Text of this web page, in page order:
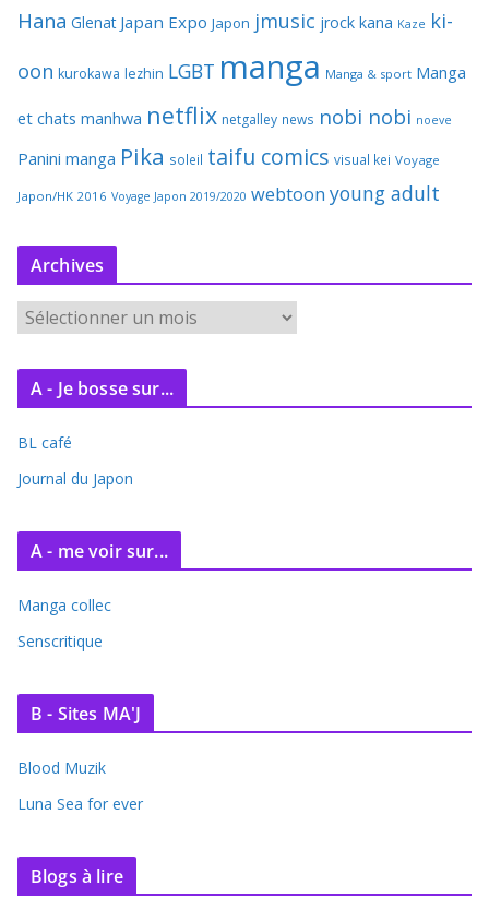
Hana Glenat Japan Expo Japon jmusic jrock kana Kaze ki-
oon kurokawa lezhin LGBT manga Manga & sport Manga
et chats manhwa netflix netgalley news nobi nobi noeve
Panini manga Pika soleil taifu comics visual kei Voyage
Japon/HK 2016 Voyage Japon 2019/2020 webtoon young adult
Archives
r
c
v
e
A - Je bosse sur...
BL café
Journal du Japon
A - me voir sur...
Manga collec
Senscritique
B - Sites MA'J
Blood Muzik
Luna Sea for ever
Blogs à lire